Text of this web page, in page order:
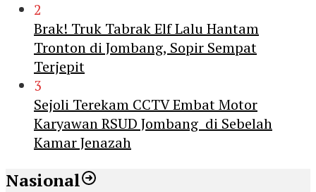
2
Brak! Truk Tabrak Elf Lalu Hantam
Tronton di Jombang, Sopir Sempat
Terjepit
3
Sejoli Terekam CCTV Embat Motor
Karyawan RSUD Jombang di Sebelah
Kamar Jenazah
Nasional